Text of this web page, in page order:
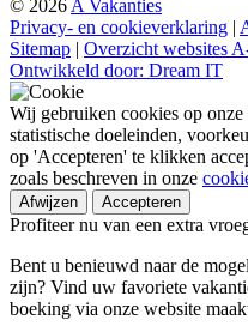
© 2026 A Vakanties
Privacy- en cookieverklaring |
Sitemap | Overzicht websites
Ontwikkeld door: Dream IT
Wij gebruiken cookies op
statistische doeleinden,
op 'Accepteren' te klikken
zoals beschreven in onze
Afwijzen Accepteren
Profiteer nu van een extra
Bent u benieuwd naar de
zijn? Vind uw favoriete
boeking via onze website